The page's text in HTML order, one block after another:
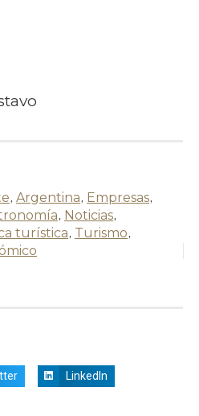
, Argentina, Empresas,
, Noticias,
turística, Turismo,
LinkedIn